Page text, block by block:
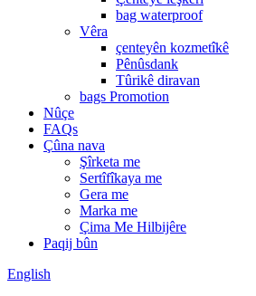
bag waterproof
Vêra
çenteyên kozmetîkê
Pênûsdank
Tûrikê diravan
bags Promotion
Nûçe
FAQs
Çûna nava
Şîrketa me
Sertîfîkaya me
Gera me
Marka me
Çima Me Hilbijêre
Paqij bûn
English